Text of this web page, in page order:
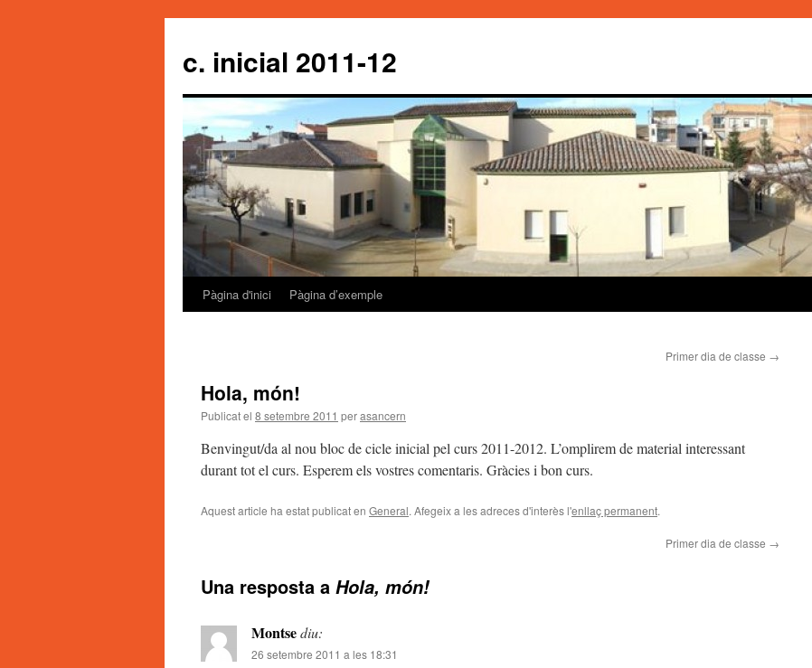
c. inicial 2011-12
VésPàgina d'inici Pàgina d’exemple
Primer dia de classe →
Hola, món!
Publicat el 8 setembre 2011 perasancern
Benvingut/da al nou bloc de cicle inicial pel curs 2011-2012. L’omplirem de material interessant
durant tot el curs. Esperem els vostres comentaris. Gràcies i bon curs.
Aquest article ha estat publicat en General. Afegeix a les adreces d'interès l'enllaç permanent.
Primer dia de classe →
Una resposta a Hola, món!
Montsediu:
26 setembre 2011 a les 18:31